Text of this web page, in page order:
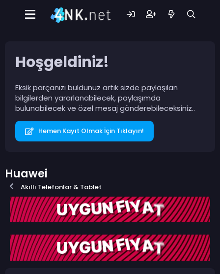
Hoşgeldiniz!
Eksik parçanızı buldunuz artık sizde paylaşılan
bilgilerden yararlanabilecek, paylaşımda
bulunabilecek ve özel mesaj gönderebileceksiniz..
Hemen Kayıt Olmak İçin Tıklayın!
Huawei
Akıllı Telefonlar & Tablet